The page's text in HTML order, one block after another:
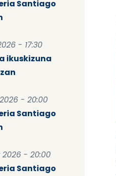
Santiago
- 17:30
ikuskizuna
- 20:00
Santiago
2026 - 20:00
Santiago